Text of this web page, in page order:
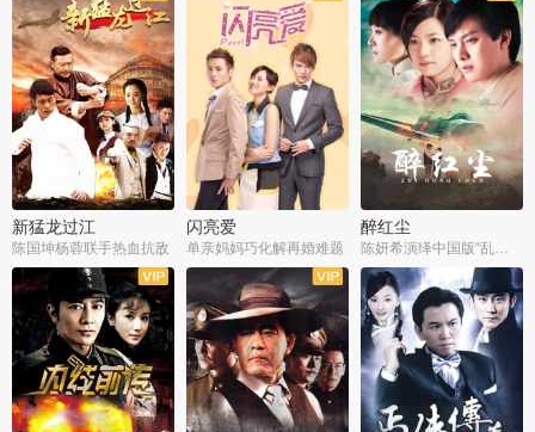
新猛龙过江
陈国坤杨蓉联手热血抗敌
闪亮爱
单亲妈妈巧化解再婚难题
醉红尘
陈妍希演绎中国版“乱世佳人”
全30集
全30集 全30集